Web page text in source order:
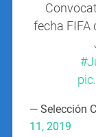
fecha FIFA
— Selección
11, 2019